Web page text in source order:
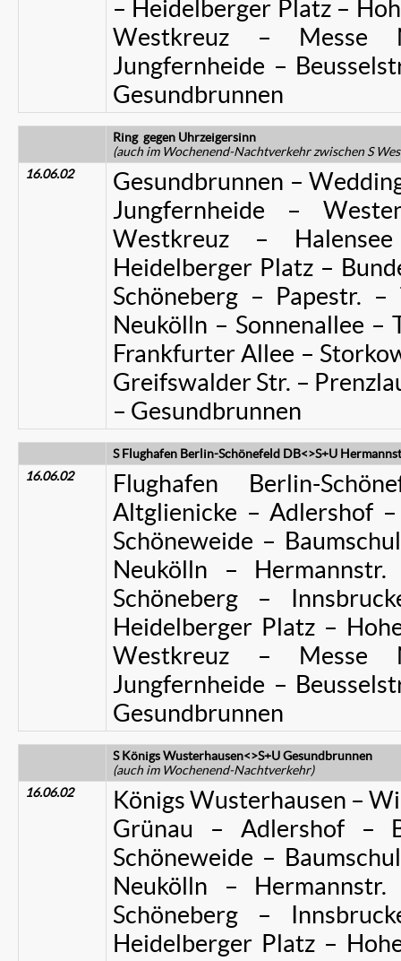
– Heidelberger Platz –
Westkreuz – Messe
Jungfernheide –
Gesundbrunnen
Ring gegen Uhrzeigersinn
(auch im Wochenend-Nachtverkehr zwischen S
16.06.02
Gesundbrunnen –
Jungfernheide –
Westkreuz –
Heidelberger Platz –
Schöneberg – Papestr.
Neukölln – Sonnenallee
Frankfurter Allee –
Greifswalder Str. –
– Gesundbrunnen
S Flughafen Berlin-Schönefeld DB<>S+U
16.06.02
Flughafen Berlin-
Altglienicke – Adlershof
Schöneweide –
Neukölln –
Schöneberg –
Heidelberger Platz –
Westkreuz – Messe
Jungfernheide –
Gesundbrunnen
S Königs Wusterhausen<>S+U Gesundbrunnen
(auch im Wochenend-Nachtverkehr)
16.06.02
Königs Wusterhausen –
Grünau – Adlershof –
Schöneweide –
Neukölln –
Schöneberg –
Heidelberger Platz –